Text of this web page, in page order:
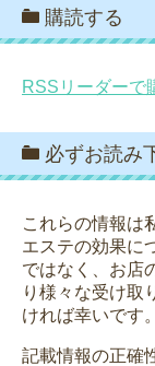
購読する
RSSリーダーで
必ずお読み
これらの情報は
エステの効果に
ではなく、お店
り様々な受け取
ければ幸いです。
記載情報の正確